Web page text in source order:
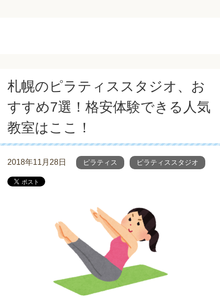
札幌のピラティススタジオ、お
すすめ7選！格安体験できる人気
教室はここ！
2018年11月28日 ピラティス ピラティススタジオ